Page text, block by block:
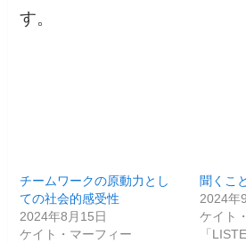
す。
チームワークの原動力とし
ての社会的感受性
2024年8月15日
ケイト・マーフィー
聞くこ
2024年
ケイト
「